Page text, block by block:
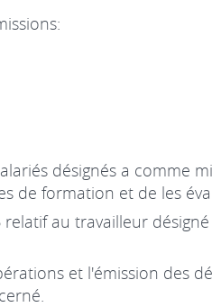
désignés a comme
de formation et de les
au travailleur
et l'émission des